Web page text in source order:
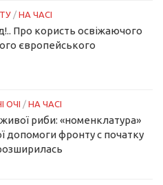
/ НА ЧАСІ
Про користь освіжаючого
європейського
ОЧІ / НА ЧАСІ
риби: «номенклатура»
допомоги фронту с початку